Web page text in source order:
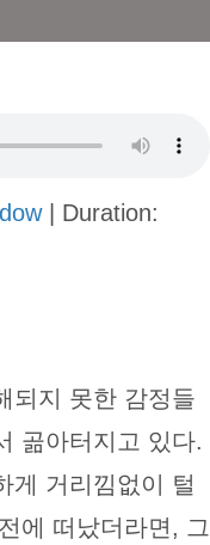
| Duration:
되지 못한 감정들
곪아터지고 있다.
게 거리낌없이 털
에 떠났더라면, 그